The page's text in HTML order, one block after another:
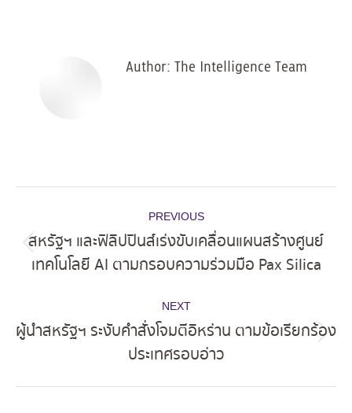
Author: The Intelligence Team
navigation
PREVIOUS
post:
สหรัฐฯ และฟิลิปปินส์เร่งขับเคลื่อนแผนสร้างศูนย์
เทคโนโลยี AI ตามกรอบความร่วมมือ Pax Silica
NEXT
post:
ผู้นำสหรัฐฯ ระงับคำสั่งโจมตีอิหร่าน ตามข้อเรียกร้อง
ประเทศรอบอ่าว